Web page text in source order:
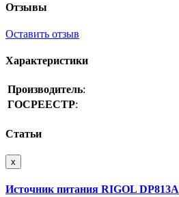
Отзывы
Оставить отзыв
Характеристики
Производитель:
ГОСРЕЕСТР:
Статьи
x
Источник питания RIGOL DP813A